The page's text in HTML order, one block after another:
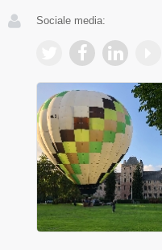
Sociale media: